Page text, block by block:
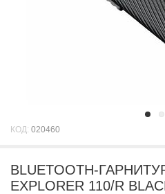
КОД: 020460
BLUETOOTH-
EXPLORER 110/R